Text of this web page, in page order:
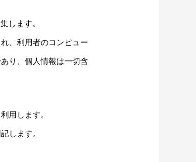
します。
、利用者のコンピュー
り、個人情報は一切含
用します。
します。